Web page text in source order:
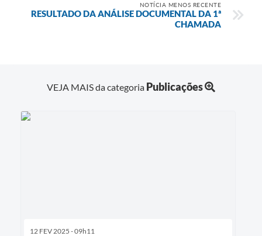
NOTÍCIA MENOS RECENTE
RESULTADO DA ANÁLISE DOCUMENTAL DA 1ª
CHAMADA
VEJA MAIS da categoria Publicações
12 FEV 2025 - 09h11